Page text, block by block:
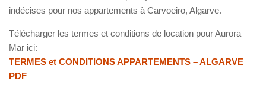
indécises pour nos appartements à Carvoeiro, Algarve.
Télécharger les termes et conditions de location pour Aurora
Mar ici:
TERMES et CONDITIONS APPARTEMENTS – ALGARVE
PDF